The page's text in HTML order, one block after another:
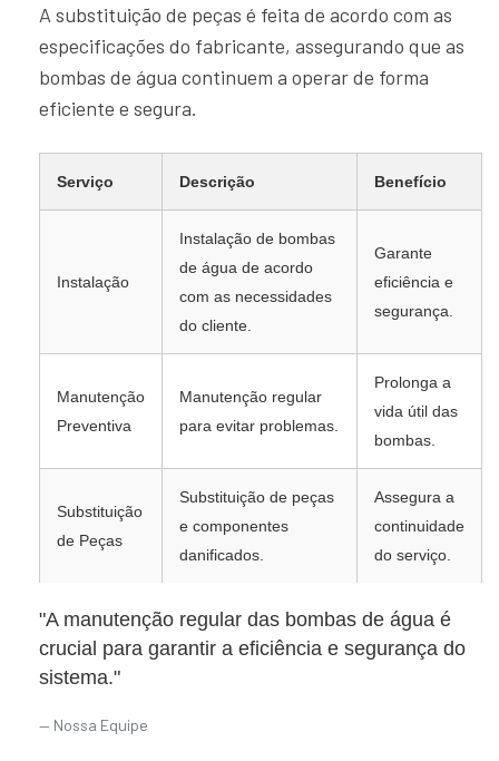
A substituição de peças é feita de acordo com as
especificações do fabricante, assegurando que as
bombas de água continuem a operar de forma
eficiente e segura.
Serviço Descrição Benefício
Instalação
Instalação de bombas
de água de acordo
com as necessidades
do cliente.
Garante
eficiência e
segurança.
Manutenção
Preventiva
Manutenção regular
para evitar problemas.
Prolonga a
vida útil das
bombas.
Substituição
de Peças
Substituição de peças
e componentes
danificados.
Assegura a
continuidade
do serviço.
"A manutenção regular das bombas de água é
crucial para garantir a eficiência e segurança do
sistema."
Nossa Equipe